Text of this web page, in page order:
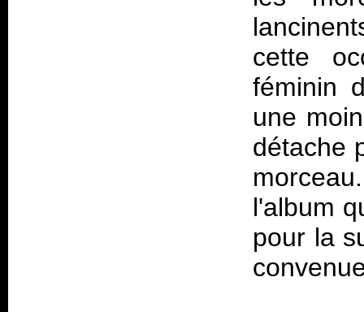
cette
féminin
une
détache
l'album
pour la